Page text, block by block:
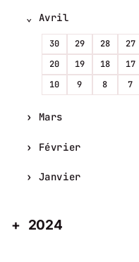
Avril
30 29 28 27
20
19 18 17
10
9 8 7
Mars
Février
Janvier
2024